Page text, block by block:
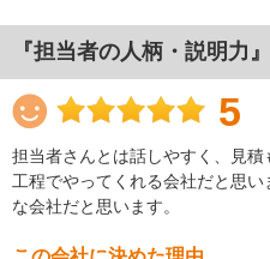
『担当者の人柄・説明力
5
担当者さんとは話しやすく、見
工程でやってくれる会社だと思
な会社だと思います。